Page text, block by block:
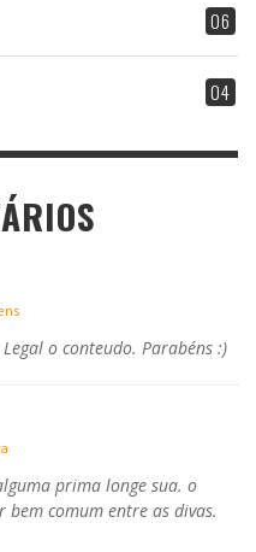
06
04
o conteudo. Parabéns :)
prima longe sua. o
bem comum entre as divas.